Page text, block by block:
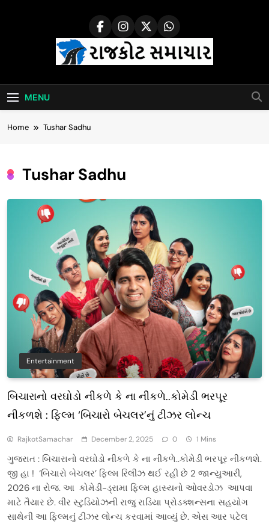
Rajkot Samachar
MENU
Home Tushar Sadhu
Tushar Sadhu
Entertainment
બિચારાનો વરઘોડો નીકળે કે ના નીકળે..કોમેડી ભરપૂર
નીકળશે : ફિલ્મ ‘બિચારો બેચલર’નું ટીઝર લોન્ચ
RajkotSamachar December 2, 2025 0 1 Mins
ગુજરાત : બિચારાનો વરઘોડો નીકળે કે ના નીકળે..કોમેડી ભરપૂર નીકળશે.
જી હા ! ‘બિચારો બેચલર’ ફિલ્મ રિલીઝ થઈ રહી છે 2 જાન્યુઆરી,
2026 ના રોજ. આ કોમેડી-ડ્રામા ફિલ્મ હાસ્યનો ઓવરડોઝ આપવા
માટે તૈયાર છે. વીર સ્ટુડિયોઝની રાજુ રાડિયા પ્રોડક્શન્સના સહયોગ
સાથેની આ ફિલ્મનું ટીઝર લોન્ચ કરવામાં આવ્યું છે. એસ આર પટેલ